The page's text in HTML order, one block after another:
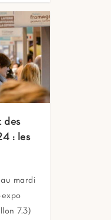
des
: les
mardi
7.3)